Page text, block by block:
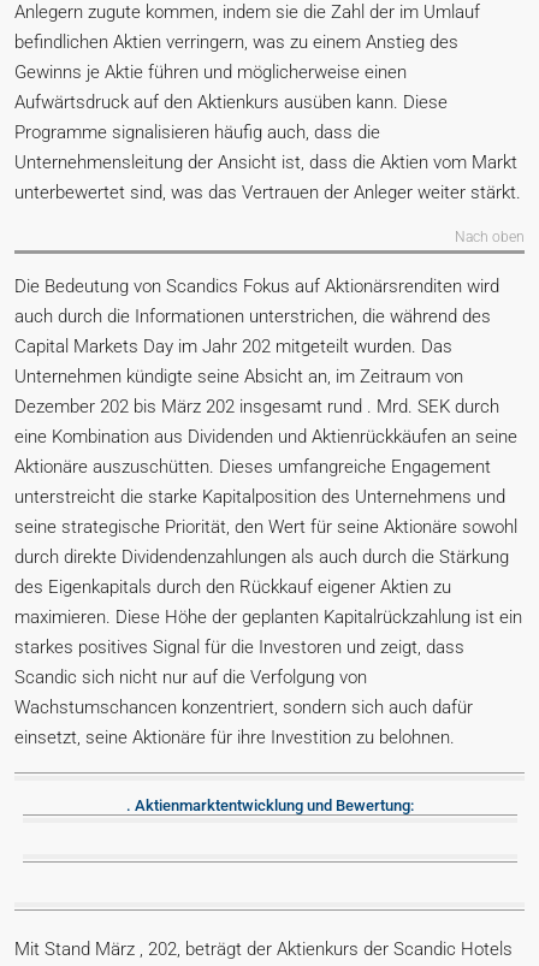
Anlegern zugute kommen, indem sie die Zahl der im Umlauf
befindlichen Aktien verringern, was zu einem Anstieg des
Gewinns je Aktie führen und möglicherweise einen
Aufwärtsdruck auf den Aktienkurs ausüben kann. Diese
Programme signalisieren häufig auch, dass die
Unternehmensleitung der Ansicht ist, dass die Aktien vom Markt
unterbewertet sind, was das Vertrauen der Anleger weiter stärkt.
Nach oben
Die Bedeutung von Scandics Fokus auf Aktionärsrenditen wird
auch durch die Informationen unterstrichen, die während des
Capital Markets Day im Jahr 202 mitgeteilt wurden. Das
Unternehmen kündigte seine Absicht an, im Zeitraum von
Dezember 202 bis März 202 insgesamt rund . Mrd. SEK durch
eine Kombination aus Dividenden und Aktienrückkäufen an seine
Aktionäre auszuschütten. Dieses umfangreiche Engagement
unterstreicht die starke Kapitalposition des Unternehmens und
seine strategische Priorität, den Wert für seine Aktionäre sowohl
durch direkte Dividendenzahlungen als auch durch die Stärkung
des Eigenkapitals durch den Rückkauf eigener Aktien zu
maximieren. Diese Höhe der geplanten Kapitalrückzahlung ist ein
starkes positives Signal für die Investoren und zeigt, dass
Scandic sich nicht nur auf die Verfolgung von
Wachstumschancen konzentriert, sondern sich auch dafür
einsetzt, seine Aktionäre für ihre Investition zu belohnen.
. Aktienmarktentwicklung und Bewertung:
Mit Stand März , 202, beträgt der Aktienkurs der Scandic Hotels